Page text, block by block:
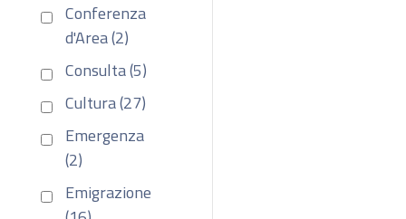
Conferenza
d'Area (2)
Consulta (5)
Cultura (27)
Emergenza
(2)
Emigrazione